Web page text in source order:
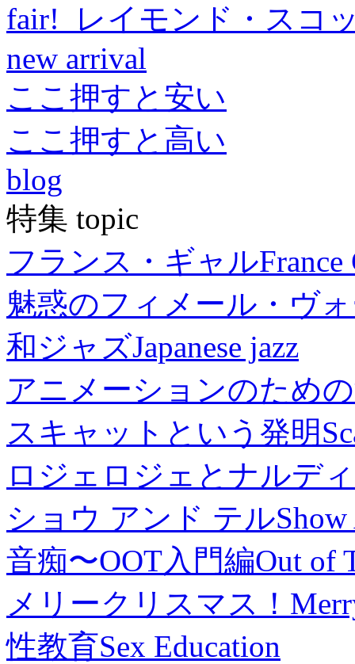
fair! レイモンド・スコ
new arrival
ここ押すと安い
ここ押すと高い
blog
特集 topic
フランス・ギャルFrance
魅惑のフィメール・ヴ
和ジャズJapanese jazz
アニメーションのため
スキャットという発明
ロジェロジェとナルデ
ショウ アンド テル
音痴〜OOT入門編Out of
メリークリスマス！
性教育Sex Education